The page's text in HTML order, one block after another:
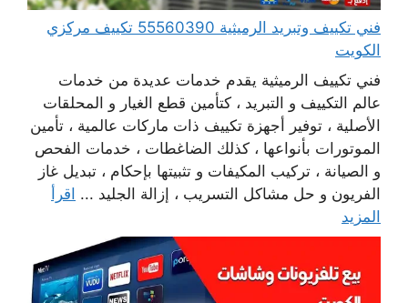
فني تكييف وتبريد الرميثية 55560390 تكييف مركزي
الكويت
فني تكييف الرميثية يقدم خدمات عديدة من خدمات
عالم التكييف و التبريد ، كتأمين قطع الغيار و المحلقات
الأصلية ، توفير أجهزة تكييف ذات ماركات عالمية ، تأمين
الموتورات بأنواعها ، كذلك الضاغطات ، خدمات الفحص
و الصيانة ، تركيب المكيفات و تثبيتها بإحكام ، تبديل غاز
الفريون و حل مشاكل التسريب ، إزالة الجليد ... اقرأ
المزيد